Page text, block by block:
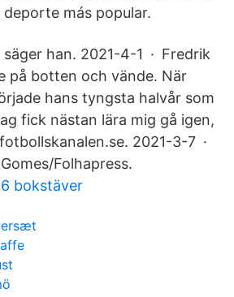
deporte más popular.
han. 2021-4-1 · Fredrik
på botten och vände. När
hans tyngsta halvår som
fick nästan lära mig gå igen,
2021-3-7 ·
Folhapress.
bokstäver